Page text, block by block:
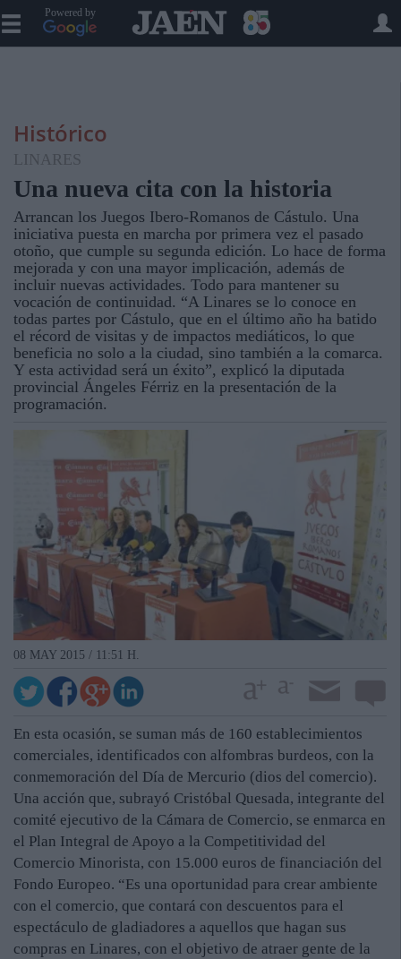
Powered by
Histórico
LINARES
Una nueva cita con la historia
Arrancan los Juegos Ibero-Romanos de Cástulo. Una
iniciativa puesta en marcha por primera vez el pasado
otoño, que cumple su segunda edición. Lo hace de forma
mejorada y con una mayor implicación, además de
incluir nuevas actividades. Todo para mantener su
vocación de continuidad. “A Linares se lo conoce en
todas partes por Cástulo, que en el último año ha batido
el récord de visitas y de impactos mediáticos, lo que
beneficia no solo a la ciudad, sino también a la comarca.
Y esta actividad será un éxito”, explicó la diputada
provincial Ángeles Férriz en la presentación de la
programación.
08 MAY 2015 / 11:51 H.
En esta ocasión, se suman más de 160 establecimientos
comerciales, identificados con alfombras burdeos, con la
conmemoración del Día de Mercurio (dios del comercio).
Una acción que, subrayó Cristóbal Quesada, integrante del
comité ejecutivo de la Cámara de Comercio, se enmarca en
el Plan Integral de Apoyo a la Competitividad del
Comercio Minorista, con 15.000 euros de financiación del
Fondo Europeo. “Es una oportunidad para crear ambiente
con el comercio, que contará con descuentos para el
espectáculo de gladiadores a aquellos que hagan sus
compras en Linares, con el objetivo de atraer gente de la